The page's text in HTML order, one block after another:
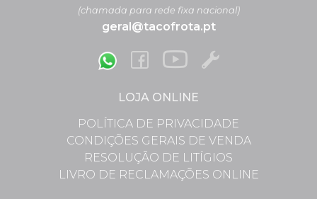
(chamada para rede fixa nacional)
geral@tacofrota.pt
LOJA ONLINE
POLÍTICA DE PRIVACIDADE
CONDIÇÕES GERAIS DE VENDA
RESOLUÇÃO DE LITÍGIOS
LIVRO DE RECLAMAÇÕES ONLINE